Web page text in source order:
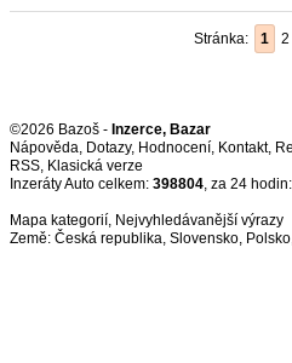
Stránka: 1 2
©2026 Bazoš - Inzerce, Bazar
Nápověda, Dotazy, Hodnocení, Kontakt,
RSS,
Inzeráty Auto celkem: 398804, za 24 hodin:
Mapa kategorií, Nejvyhledávanější výrazy
Země: Česká republika, Slovensko, Polsko